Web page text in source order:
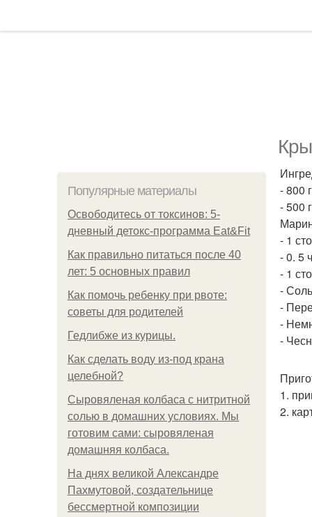
Популярные материалы
Освободитесь от токсинов: 5-
дневный детокс-программа Eat&Fit
Как правильно питаться после 40
лет: 5 основных правил
Как помочь ребенку при рвоте:
советы для родителей
Гедлибже из курицы.
Как сделать воду из-под крана
целебной?
Сыровяленая колбаса с нитритной
солью в домашних условиях. Мы
готовим сами: сыровяленая
домашняя колбаса.
На днях великой Александре
Пахмутовой, создательнице
бессмертной композиции
- 800
- 500
- 1
- 0. 5
- 1
-
-
-
-
1.
2.